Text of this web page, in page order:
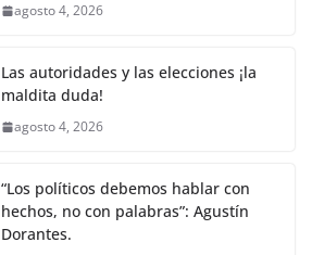
agosto 4, 2026
Las autoridades y las elecciones ¡la
maldita duda!
agosto 4, 2026
“Los políticos debemos hablar con
hechos, no con palabras”: Agustín
Dorantes.